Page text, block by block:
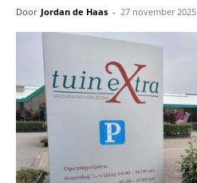
Door Jordan de Haas - 27 november 2025